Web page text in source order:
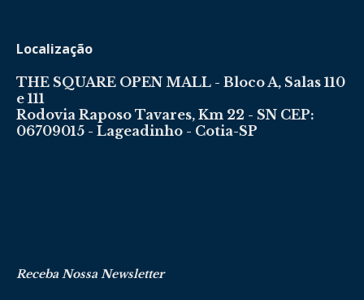
Localização
THE SQUARE OPEN MALL - Bloco A, Salas 110
e 111
Rodovia Raposo Tavares, Km 22 - SN CEP:
06709015 - Lageadinho - Cotia-SP
Receba Nossa Newsletter